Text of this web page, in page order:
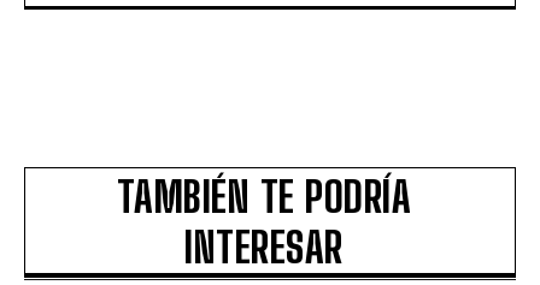
TAMBIÉN TE PODRÍA
INTERESAR